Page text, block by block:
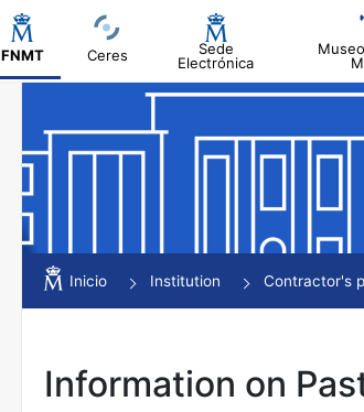
FNMT Ceres
Sede
Electrónica
Show/Hide
Inicio Institution Contractor's
Information on